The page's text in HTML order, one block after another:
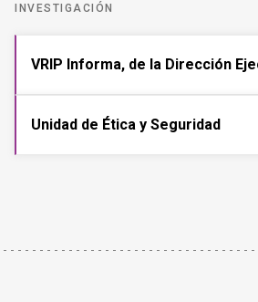
INVESTIGACIÓN
VRIP Informa, de la Dirección
Unidad de Ética y Seguridad